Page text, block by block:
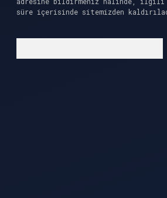
süre içerisinde sitemizden